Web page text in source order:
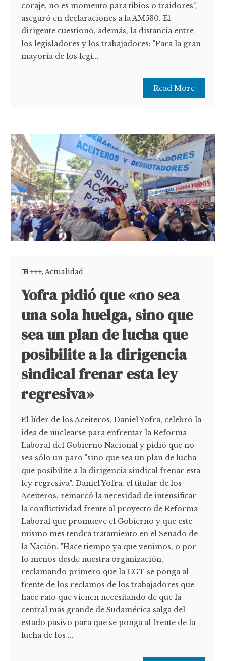
coraje, no es momento para tibios o traidores",
aseguró en declaraciones a la AM530. El
dirigente cuestionó, además, la distancia entre
los legisladores y los trabajadores: "Para la gran
mayoría de los legi...
Read More
+++,Actualidad
Yofra pidió que «no sea
una sola huelga, sino que
sea un plan de lucha que
posibilite a la dirigencia
sindical frenar esta ley
regresiva»
El líder de los Aceiteros, Daniel Yofra, celebró la
idea de nuclearse para enfrentar la Reforma
Laboral del Gobierno Nacional y pidió que no
sea sólo un paro "sino que sea un plan de lucha
que posibilite a la dirigencia sindical frenar esta
ley regresiva". Daniel Yofra, el titular de los
Aceiteros, remarcó la necesidad de intensificar
la conflictividad frente al proyecto de Reforma
Laboral que promueve el Gobierno y que este
mismo mes tendrá tratamiento en el Senado de
la Nación. "Hace tiempo ya que venimos, o por
lo menos desde nuestra organización,
reclamando primero que la CGT se ponga al
frente de los reclamos de los trabajadores que
hace rato que vienen necesitando de que la
central más grande de Sudamérica salga del
estado pasivo para que se ponga al frente de la
lucha de los ...